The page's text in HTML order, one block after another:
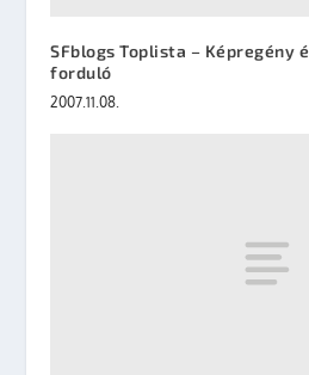
SFblogs Toplista – Képregény
forduló
2007.11.08.